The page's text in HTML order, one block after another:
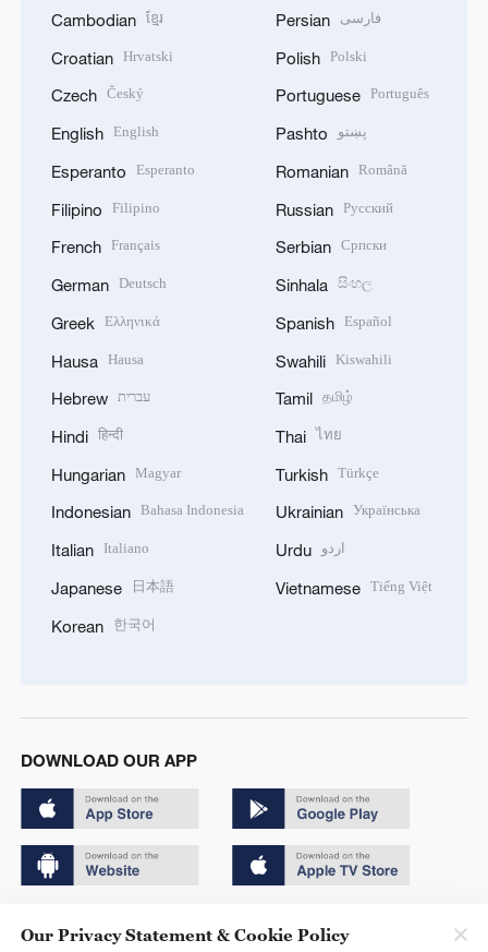
Cambodian ខ្មែរ
Croatian Hrvatski
Czech Český
English English
Esperanto Esperanto
Filipino Filipino
French Français
German Deutsch
Greek Ελληνικά
Hausa Hausa
Hebrew עברית
Hindi हिन्दी
Hungarian Magyar
Indonesian Bahasa Indonesia
Italian Italiano
Japanese 日本語
Korean 한국어
Persian فارسی
Polish Polski
Portuguese Português
Pashto پښتو
Romanian Română
Russian Русский
Serbian Српски
Sinhala සිංහල
Spanish Español
Swahili Kiswahili
Tamil தமிழ்
Thai ไทย
Turkish Türkçe
Ukrainian Українська
Urdu اردو
Vietnamese Tiếng Việt
DOWNLOAD OUR APP
Our Privacy Statement & Cookie Policy